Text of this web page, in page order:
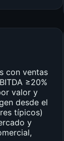
con ventas
≥20%
valor y
desde el
típicos)
y